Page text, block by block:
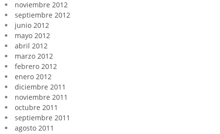
noviembre 2012
septiembre 2012
junio 2012
mayo 2012
abril 2012
marzo 2012
febrero 2012
enero 2012
diciembre 2011
noviembre 2011
octubre 2011
septiembre 2011
agosto 2011